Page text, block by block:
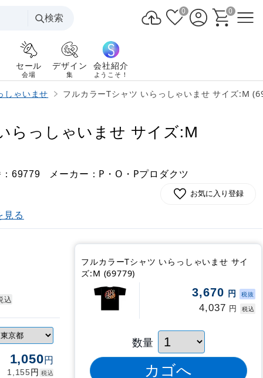
検索
0 0
セール
会場
デザイン
集
会社紹介
ようこそ！
しゃいませ フルカラーTシャツ いらっしゃいませ サイズ:M
らっしゃいませ サイズ:M
69779 メーカー：P・O・Pプロダクツ
お気に入り登録
見る
込
1,050円
1,155円 税込
フルカラーTシャツ いらっしゃいませ サイ
ズ:M (69779)
3,670 円 税抜
4,037 円 税込
数量